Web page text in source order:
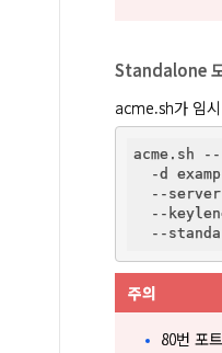
Standalone
acme.sh가 임
acme.sh
-d
--
--
주의
80번 포